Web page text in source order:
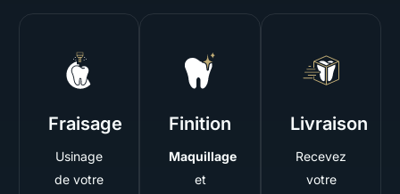
Fraisage
Usinage
de votre
Finition
Maquillage
et
Livraison
Recevez
votre